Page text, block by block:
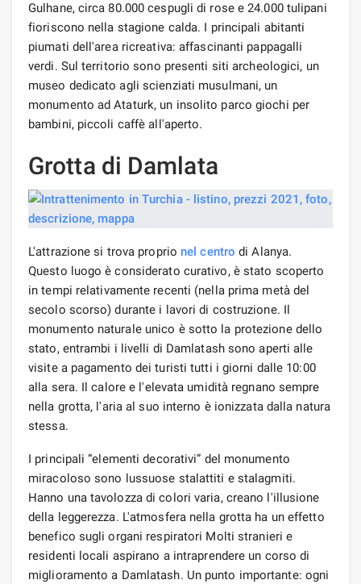
Gulhane, circa 80.000 cespugli di rose e 24.000 tulipani
fioriscono nella stagione calda. I principali abitanti
piumati dell'area ricreativa: affascinanti pappagalli
verdi. Sul territorio sono presenti siti archeologici, un
museo dedicato agli scienziati musulmani, un
monumento ad Ataturk, un insolito parco giochi per
bambini, piccoli caffè all'aperto.
Grotta di Damlata
L'attrazione si trova proprio nel centro di Alanya.
Questo luogo è considerato curativo, è stato scoperto
in tempi relativamente recenti (nella prima metà del
secolo scorso) durante i lavori di costruzione. Il
monumento naturale unico è sotto la protezione dello
stato, entrambi i livelli di Damlatash sono aperti alle
visite a pagamento dei turisti tutti i giorni dalle 10:00
alla sera. Il calore e l'elevata umidità regnano sempre
nella grotta, l'aria al suo interno è ionizzata dalla natura
stessa.
I principali “elementi decorativi” del monumento
miracoloso sono lussuose stalattiti e stalagmiti.
Hanno una tavolozza di colori varia, creano l'illusione
della leggerezza. L'atmosfera nella grotta ha un effetto
benefico sugli organi respiratori Molti stranieri e
residenti locali aspirano a intraprendere un corso di
miglioramento a Damlatash. Un punto importante: ogni